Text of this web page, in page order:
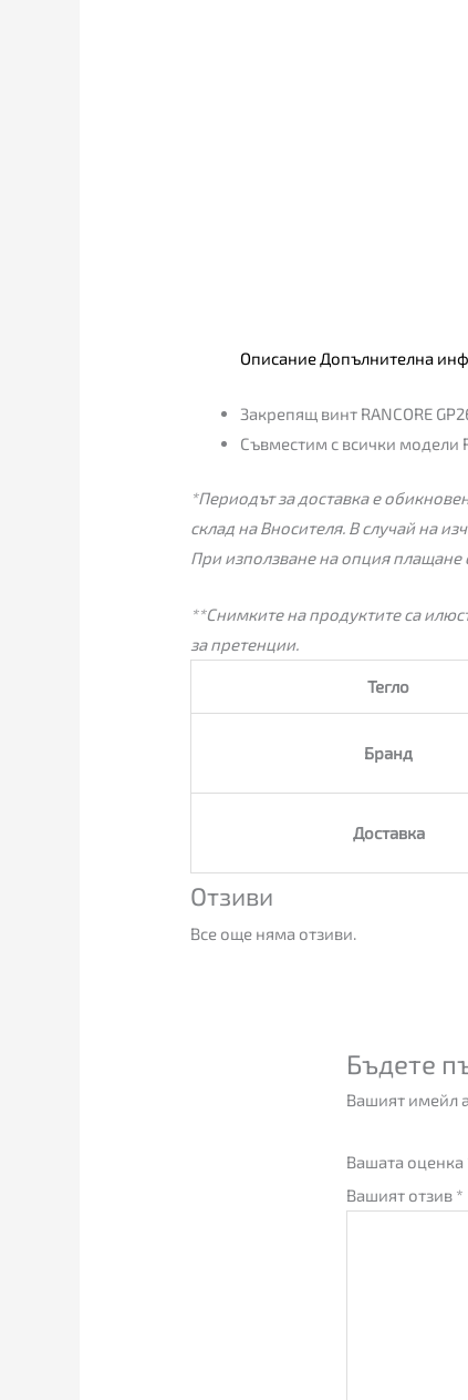
Описание Допълнителна
Закрепящ винт RANCORE
Съвместим с всички модели
*Периодът за доставка е
склад на Вносителя. В случай на
При използване на опция плащане
**Снимките на продуктите са
за претенции.
Тегло
Бранд
Доставка
Отзиви
Все още няма отзиви.
Бъдете
Вашият имейл
Вашата оценка
Вашият отзив *